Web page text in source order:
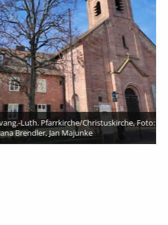
Luth. Pfarrkirche/Christuskirche, Foto:
Brendler, Jan Majunke